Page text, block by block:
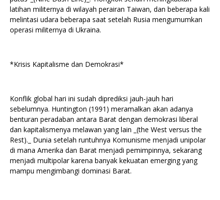
latihan militernya di wilayah perairan Taiwan, dan beberapa kali
melintasi udara beberapa saat setelah Rusia mengumumkan
operasi militernya di Ukraina.
*Krisis Kapitalisme dan Demokrasi*
Konflik global hari ini sudah diprediksi jauh-jauh hari
sebelumnya. Huntington (1991) meramalkan akan adanya
benturan peradaban antara Barat dengan demokrasi liberal
dan kapitalismenya melawan yang lain _(the West versus the
Rest)._ Dunia setelah runtuhnya Komunisme menjadi unipolar
di mana Amerika dan Barat menjadi pemimpinnya, sekarang
menjadi multipolar karena banyak kekuatan emerging yang
mampu mengimbangi dominasi Barat.